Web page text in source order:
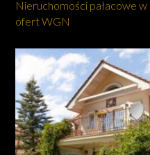
Nieruchomości pałacowe
ofert WGN